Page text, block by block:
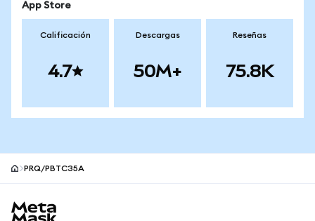
App Store
Calificación
4.7
Descargas
50M+
Reseñas
75.8K
PRQ/PBTC35A